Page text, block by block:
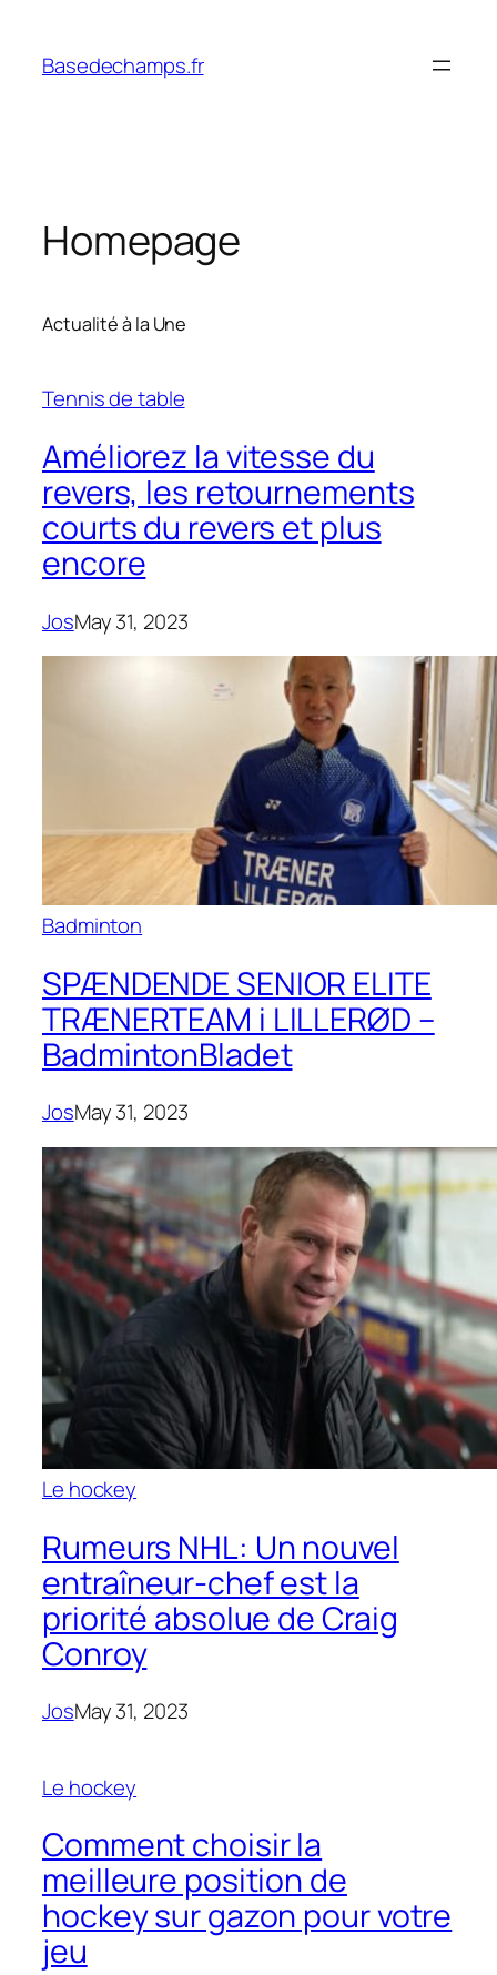
content
Basedechamps.fr
Homepage
Actualité à la Une
Tennis de table
Améliorez la vitesse du
revers, les retournements
courts du revers et plus
encore
JosMay 31, 2023
Badminton
SPÆNDENDE SENIOR ELITE
TRÆNERTEAM i LILLERØD –
BadmintonBladet
JosMay 31, 2023
Le hockey
Rumeurs NHL: Un nouvel
entraîneur-chef est la
priorité absolue de Craig
Conroy
JosMay 31, 2023
Le hockey
Comment choisir la
meilleure position de
hockey sur gazon pour votre
jeu